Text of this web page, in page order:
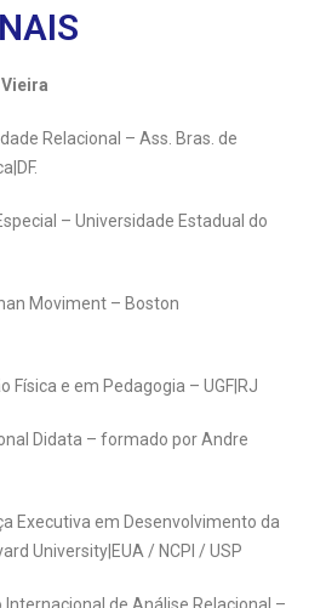
Relacional – Ass. Bras. de
– Universidade Estadual do
Moviment – Boston
Física e em Pedagogia – UGF|RJ
Didata – formado por Andre
Executiva em Desenvolvimento da
University|EUA / NCPI / USP